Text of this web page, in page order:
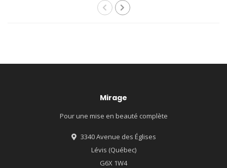
Mirage
Pour une mise en beauté complète
3340 Avenue des Églises
Lévis (Québec)
G6X 1W4